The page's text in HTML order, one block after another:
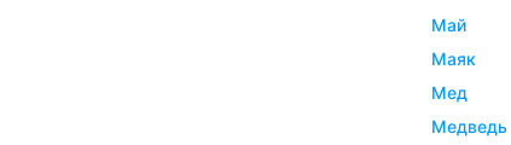
май
маяк
мед
медведь